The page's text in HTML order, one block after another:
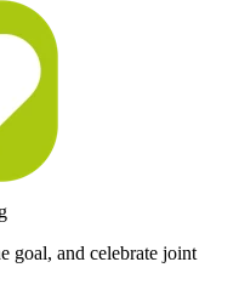
goal, and celebrate joint